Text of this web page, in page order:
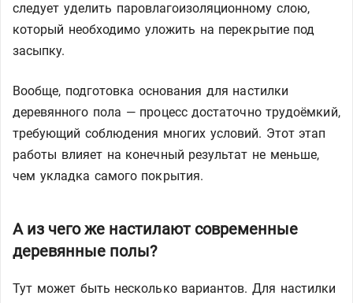
следует уделить паровлагоизоляционному слою,
который необходимо уложить на перекрытие под
засыпку.
Вообще, подготовка основания для настилки
деревянного пола — процесс достаточно трудоёмкий,
требующий соблюдения многих условий. Этот этап
работы влияет на конечный результат не меньше,
чем укладка самого покрытия.
А из чего же настилают современные
деревянные полы?
Тут может быть несколько вариантов. Для настилки